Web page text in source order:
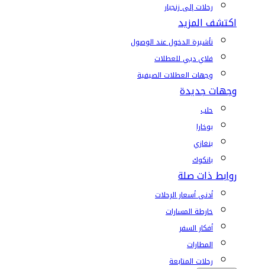
رحلات إلى زنجبار
اكتشف المزيد
تأشيرة الدخول عند الوصول
فلاي دبي للعطلات
وجهات العطلات الصيفية
وجهات جديدة
حلب
بوخارا
بنغازي
بانكوك
روابط ذات صلة
أدنى أسعار الرحلات
خارطة المسارات
أفكار السفر
المطارات
رحلات المتابعة